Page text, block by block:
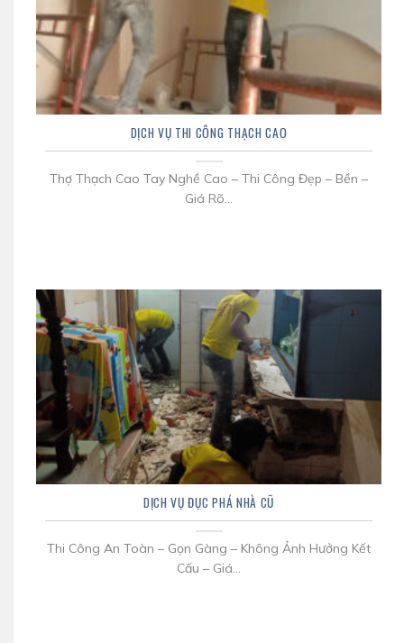
DỊCH VỤ THI CÔNG THẠCH CAO
Thợ Thạch Cao Tay Nghề Cao – Thi Công Đẹp – Bền –
Giá Rõ...
DỊCH VỤ ĐỤC PHÁ NHÀ CŨ
Thi Công An Toàn – Gọn Gàng – Không Ảnh Hưởng Kết
Cấu – Giá...